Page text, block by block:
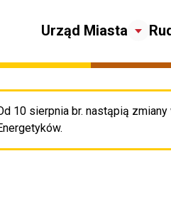
Urząd Miasta
10 sierpnia br. nastąpią